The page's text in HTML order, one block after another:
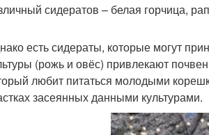
сидератов – белая горчица,
есть сидераты, которые могут
(рожь и овёс) привлекают
любит питаться молодыми
засеянных данными культурами.